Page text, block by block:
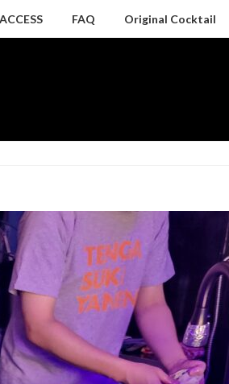
ACCESS FAQ Original Cocktail